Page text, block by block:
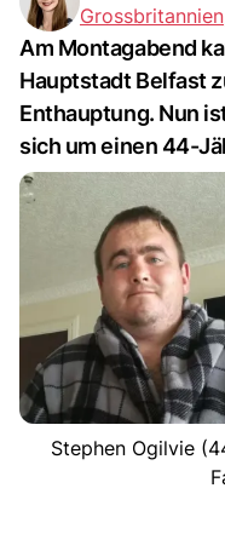
Grossbritannien
Am Montagabend
Hauptstadt Belfast
Enthauptung. Nun
sich um einen 44-
Stephen Ogilvie